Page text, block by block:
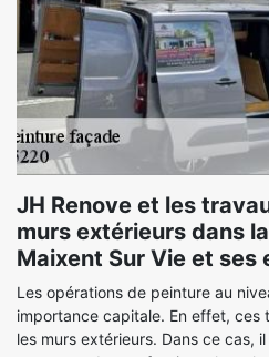
JH Renove et les
murs extérieurs dans
Maixent Sur Vie et ses
Les opérations de peinture au
importance capitale. En effet, ces
les murs extérieurs. Dans ce cas,